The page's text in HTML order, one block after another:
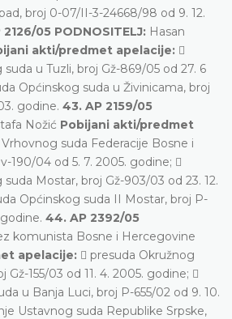
broj 0-07/II-3-24668/98 od 9. 12.
2126/05 PODNOSITELJ: Hasan
akti/predmet apelacije: 
u Tuzli, broj Gž-869/05 od 27. 6
Općinskog suda u Živinicama, broj
godine. 43. AP 2159/05
Nožić Pobijani akti/predmet
suda Federacije Bosne i
190/04 od 5. 7. 2005. godine; 
Mostar, broj Gž-903/03 od 23. 12.
Općinskog suda II Mostar, broj P-
44. AP 2392/05
komunista Bosne i Hercegovine
apelacije:  presuda Okružnog
Gž-155/03 od 11. 4. 2005. godine; 
u Banja Luci, broj P-655/02 od 9. 10.
Ustavnog suda Republike Srpske,